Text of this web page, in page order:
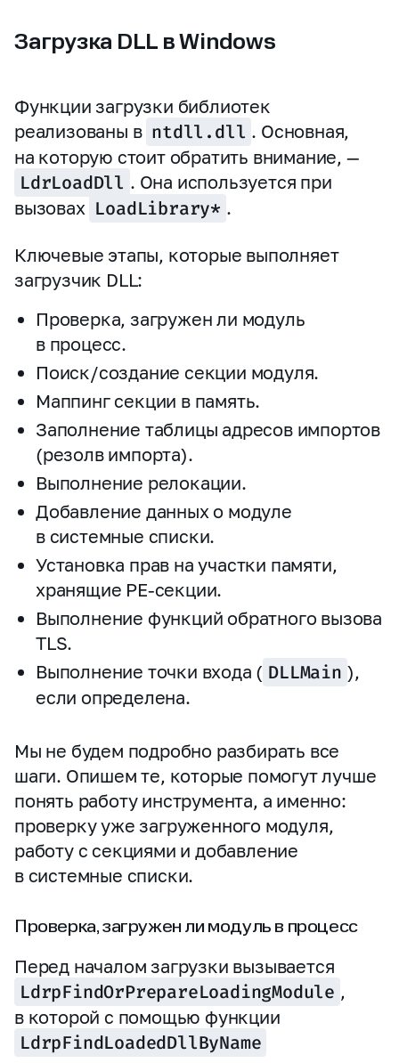
Загрузка DLL в Windows
Функции загрузки библиотек
реализованы в ntdll.dll . Основная,
на которую стоит обратить внимание, —
LdrLoadDll . Она используется при
вызовах LoadLibrary* .
Ключевые этапы, которые выполняет
загрузчик DLL:
Проверка, загружен ли модуль
в процесс.
Поиск/создание секции модуля.
Маппинг секции в память.
Заполнение таблицы адресов импортов
(резолв импорта).
Выполнение релокации.
Добавление данных о модуле
в системные списки.
Установка прав на участки памяти,
хранящие PE‑секции.
Выполнение функций обратного вызова
TLS.
Выполнение точки входа ( DLLMain ),
если определена.
Мы не будем подробно разбирать все
шаги. Опишем те, которые помогут лучше
понять работу инструмента, а именно:
проверку уже загруженного модуля,
работу с секциями и добавление
в системные списки.
Проверка, загружен ли модуль в процесс
Перед началом загрузки вызывается
LdrpFindOrPrepareLoadingModule ,
в которой с помощью функции
LdrpFindLoadedDllByName